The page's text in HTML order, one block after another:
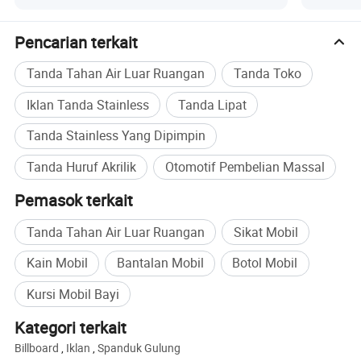
Goodbong adalah produsen logo otomatis terbesar dan paling
profesional di dunia. Selama 15 tahun terakhir, perusahaan telah
menerapkan perusahaan kami dalam hal inovasi teknologi dan
pembuatanvakum dalam plastik, sebuah lapisan vakum
semakin maju di saat-saat ini. Di antara jumlah pelanggan yang
dilayani, terdapat lebih dari 100 perusahaan di 500 top dunia.
Selamat datang di menyerukan negosiasi!
Pencarian terkait
Tanda Tahan Air Luar Ruangan
Tanda Toko
Iklan Tanda Stainless
Tanda Lipat
Tanda Stainless Yang Dipimpin
Tanda Huruf Akrilik
Otomotif Pembelian Massal
Pemasok terkait
Tanda Tahan Air Luar Ruangan
Sikat Mobil
Kain Mobil
Bantalan Mobil
Botol Mobil
Kursi Mobil Bayi
Kategori terkait
Billboard , Iklan ,Spanduk Gulung